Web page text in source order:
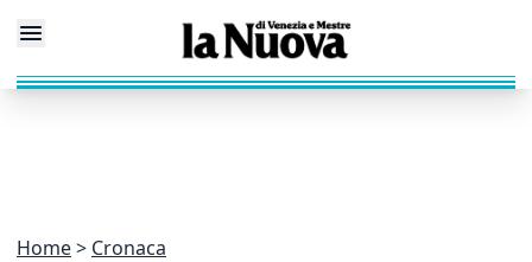
Home Cronaca